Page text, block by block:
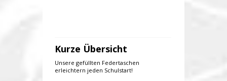
Kurze Übersicht
Unsere gefüllten Federtaschen
erleichtern jeden Schulstart!